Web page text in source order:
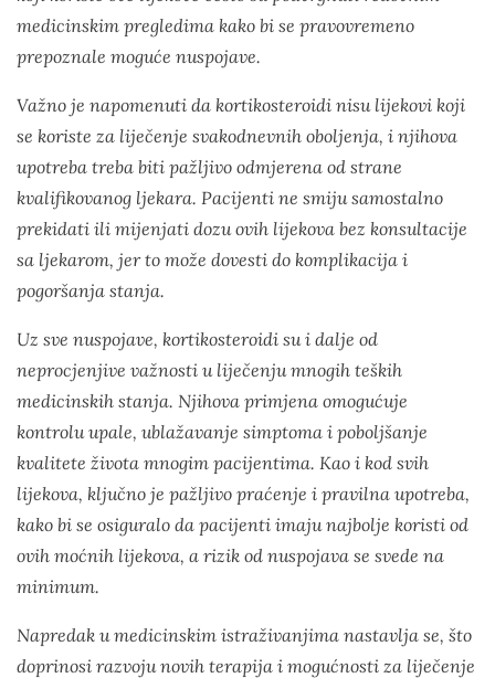
medicinskim pregledima kako bi se pravovremeno
prepoznale moguće nuspojave.
Važno je napomenuti da kortikosteroidi nisu lijekovi koji
se koriste za liječenje svakodnevnih oboljenja, i njihova
upotreba treba biti pažljivo odmjerena od strane
kvalifikovanog ljekara. Pacijenti ne smiju samostalno
prekidati ili mijenjati dozu ovih lijekova bez konsultacije
sa ljekarom, jer to može dovesti do komplikacija i
pogoršanja stanja.
Uz sve nuspojave, kortikosteroidi su i dalje od
neprocjenjive važnosti u liječenju mnogih teških
medicinskih stanja. Njihova primjena omogućuje
kontrolu upale, ublažavanje simptoma i poboljšanje
kvalitete života mnogim pacijentima. Kao i kod svih
lijekova, ključno je pažljivo praćenje i pravilna upotreba,
kako bi se osiguralo da pacijenti imaju najbolje koristi od
ovih moćnih lijekova, a rizik od nuspojava se svede na
minimum.
Napredak u medicinskim istraživanjima nastavlja se, što
doprinosi razvoju novih terapija i mogućnosti za liječenje